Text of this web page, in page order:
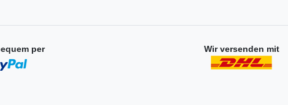
per Wir versenden mit